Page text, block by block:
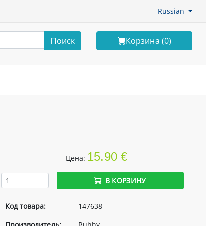
Russian
Поиск Корзина (0)
Цена: 15.90 €
В КОРЗИНУ
Код товара:
147638